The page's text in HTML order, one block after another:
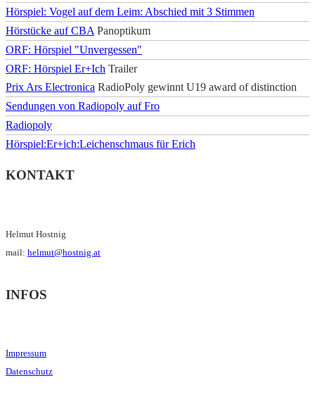
Hörspiel: Vogel auf dem Leim: Abschied mit 3 Stimmen
Hörstücke auf CBA Panoptikum
ORF: Hörspiel "Unvergessen"
ORF: Hörspiel Er+Ich Trailer
Prix Ars Electronica RadioPoly gewinnt U19 award of distinction
Sendungen von Radiopoly auf Fro
Radiopoly
Hörspiel:Er+ich:Leichenschmaus für Erich
KONTAKT
Helmut Hostnig
mail: helmut@hostnig.at
INFOS
Impressum
Datenschutz